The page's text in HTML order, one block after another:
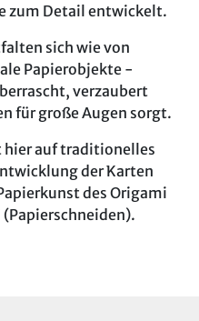
zum Detail entwickelt.
sich wie von
Papierobjekte -
verzaubert
für große Augen sorgt.
auf traditionelles
der Karten
des Origami